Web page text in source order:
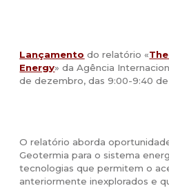
Lançamento do relatório «
Energy» da Agência
de dezembro, das 9:00-9:40 de
O relatório aborda
Geotermia para o sistema
tecnologias que permitem o
anteriormente inexplorados e